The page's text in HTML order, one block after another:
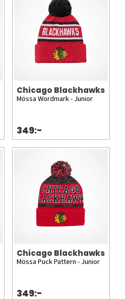
Chicago Blackhawks
Mössa Wordmark - Junior
349:-
Chicago Blackhawks
Mössa Puck Pattern - Junior
349:-